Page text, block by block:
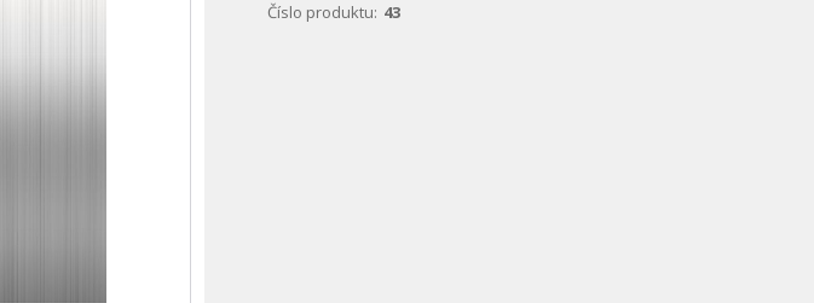
Číslo produktu: 43